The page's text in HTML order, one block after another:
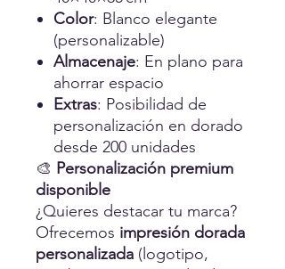
Color: Blanco elegante
(personalizable)
Almacenaje: En plano para
ahorrar espacio
Extras: Posibilidad de
personalización en dorado
desde 200 unidades
🎨 Personalización premium
disponible
¿Quieres destacar tu marca?
Ofrecemos impresión dorada
personalizada (logotipo,